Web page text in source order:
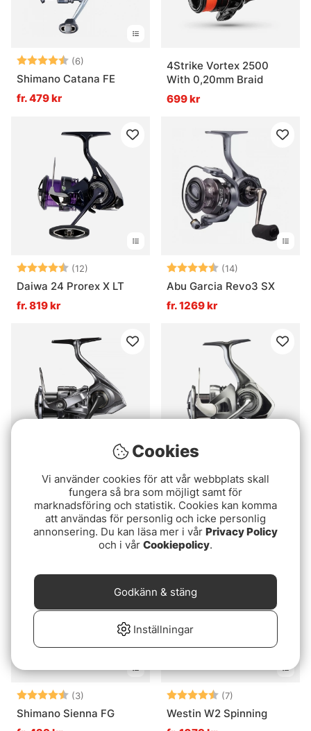
Betyg: (6)
4.7 utav 5 stjärnor
Shimano Catana FE
fr. 479 kr
4Strike Vortex 2500
With 0,20mm Braid
699 kr
Betyg: (12)
4.3 utav 5 stjärnor
Daiwa 24 Prorex X LT
fr. 819 kr
Betyg: (14)
Abu Garcia Revo3 SX
fr. 1269 kr
Betyg: (10)4.6 utav 5 stjärnor
Shimano Twin Power FE
fr. 4599 kr
Betyg: (8)4.5 utav 5
Daiwa 23 Daiwa Exceler
LT
fr. 999 kr
Betyg: (3)
4.7 utav 5 stjärnor
Shimano Sienna FG
Betyg: (7)
Westin W2 Spinning
Cookies
Vi använder cookies för att vår webbplats skall
fungera så bra som möjligt samt för
marknadsföring och statistik. Cookies kan komma
att användas för personlig och icke personlig
annonsering. Du kan läsa mer i vår Privacy Policy
och i vår Cookiepolicy.
Inställningar
Godkänn & stäng